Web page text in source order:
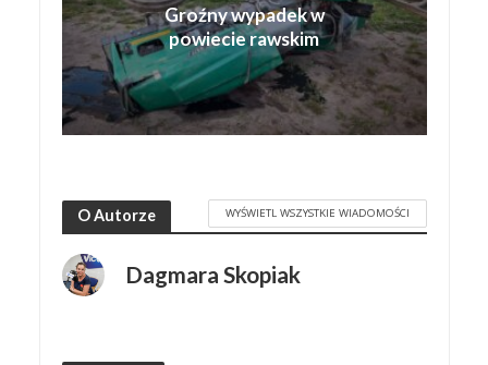
Groźny wypadek w
powiecie rawskim
O Autorze WYŚWIETL WSZYSTKIE WIADOMOŚCI
Dagmara Skopiak